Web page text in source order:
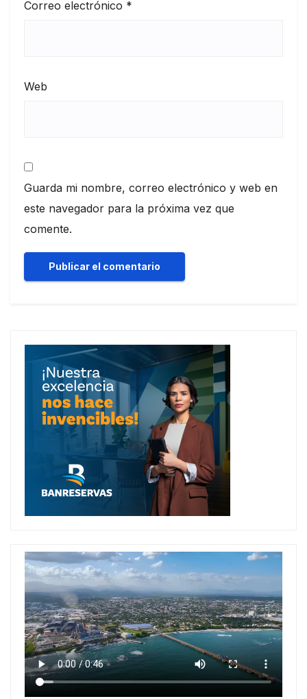
Correo electrónico *
Web
Guarda mi nombre, correo electrónico y web en
este navegador para la próxima vez que
comente.